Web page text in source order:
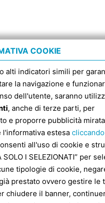
COOKIE
o alti indicatori simili per
la navigazione e
dell'utente, saranno
, anche di terze parti, per
e proporre pubblicità
l'informativa estesa
all'uso di cookie e
I SELEZIONATI” per
tipologie di cookie,
prestato ovvero gestire le
chiudere il banner,